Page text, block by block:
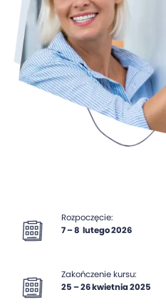
Rozpoczęcie:
7 – 8 lutego 2026
Zakończenie kursu:
2‍5 – 26 kwietnia 2025